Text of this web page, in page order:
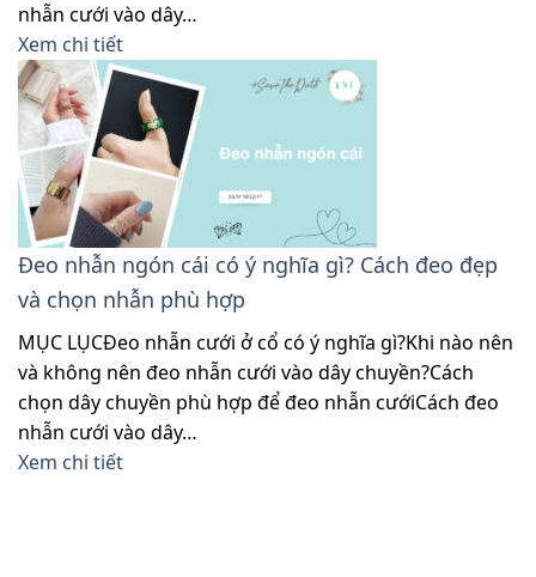
nhẫn cưới vào dây…
Xem chi tiết
Đeo nhẫn ngón cái có ý nghĩa gì? Cách đeo đẹp
và chọn nhẫn phù hợp
MỤC LỤCĐeo nhẫn cưới ở cổ có ý nghĩa gì?Khi nào nên
và không nên đeo nhẫn cưới vào dây chuyền?Cách
chọn dây chuyền phù hợp để đeo nhẫn cướiCách đeo
nhẫn cưới vào dây…
Xem chi tiết